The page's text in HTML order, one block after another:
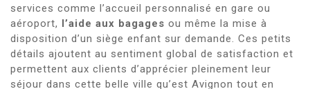
services comme l’accueil personnalisé en gare ou
aéroport, l’aide aux bagages ou même la mise à
disposition d’un siège enfant sur demande. Ces petits
détails ajoutent au sentiment global de satisfaction et
permettent aux clients d’apprécier pleinement leur
séjour dans cette belle ville qu’est Avignon tout en